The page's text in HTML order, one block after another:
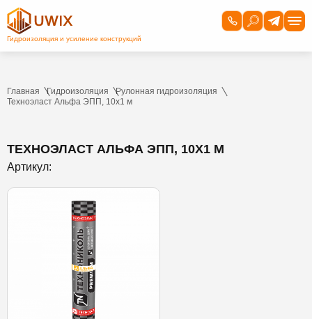
Главная Гидроизоляция
Рулонная гидроизоляция
Техноэласт Альфа ЭПП, 10х1 м
ТЕХНОЭЛАСТ АЛЬФА ЭПП, 10Х1 М
Артикул: